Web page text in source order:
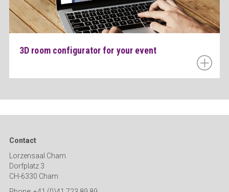
3D room configurator for your event
Contact
Lorzensaal Cham
Dorfplatz 3
CH-6330 Cham